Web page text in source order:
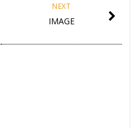
NEXT
IMAGE